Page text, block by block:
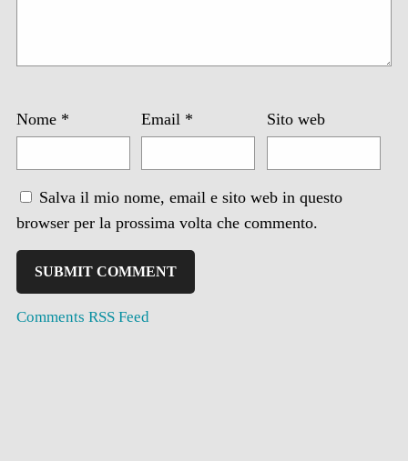
Nome * Email * Sito web
Salva il mio nome, email e sito web in questo
browser per la prossima volta che commento.
Comments RSS Feed